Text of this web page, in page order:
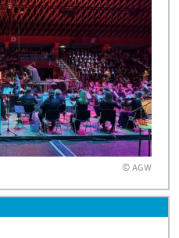
© AGW